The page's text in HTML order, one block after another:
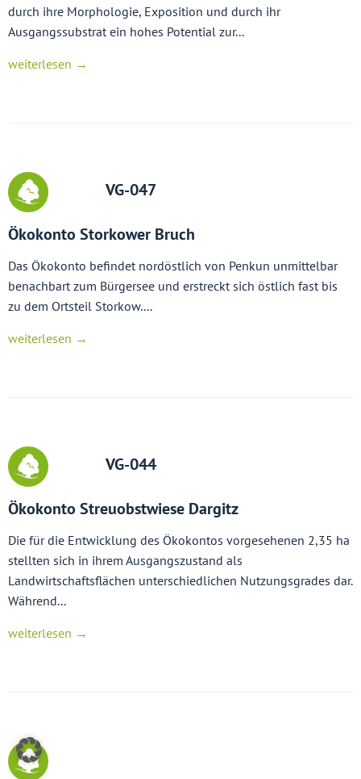
durch ihre Morphologie, Exposition und durch ihr
Ausgangssubstrat ein hohes Potential zur...
weiterlesen →
VG-047
Ökokonto Storkower Bruch
Das Ökokonto befindet nordöstlich von Penkun unmittelbar
benachbart zum Bürgersee und erstreckt sich östlich fast bis
zu dem Ortsteil Storkow....
weiterlesen →
VG-044
Ökokonto Streuobstwiese Dargitz
Die für die Entwicklung des Ökokontos vorgesehenen 2,35 ha
stellten sich in ihrem Ausgangszustand als
Landwirtschaftsflächen unterschiedlichen Nutzungsgrades dar.
Während...
weiterlesen →